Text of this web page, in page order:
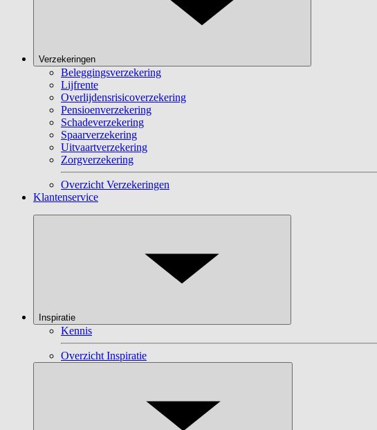
Verzekeringen
Beleggingsverzekering
Lijfrente
Overlijdensrisicoverzekering
Pensioenverzekering
Schadeverzekering
Spaarverzekering
Uitvaartverzekering
Zorgverzekering
Overzicht Verzekeringen
Klantenservice
Inspiratie
Kennis
Overzicht Inspiratie